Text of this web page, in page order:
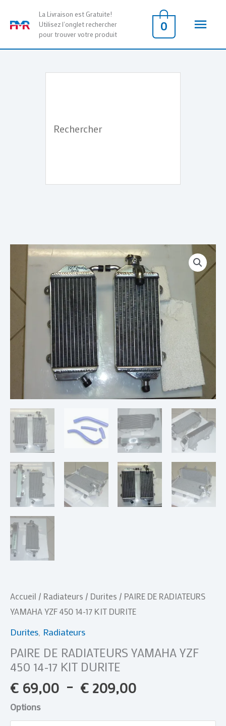
La Livraison est Gratuite!
Utilisez l'onglet rechercher
pour trouver votre produit
0
Accueil / Radiateurs / Durites / PAIRE DE RADIATEURS
YAMAHA YZF 450 14-17 KIT DURITE
Durites, Radiateurs
PAIRE DE RADIATEURS YAMAHA YZF
450 14-17 KIT DURITE
€ 69,00 – € 209,00
Plage
de
prix :
€ 69,00
à
€ 209,00
Options
quantité
DE
RADIATEURS
YAMAHA
YZF
450
KIT
DURITE